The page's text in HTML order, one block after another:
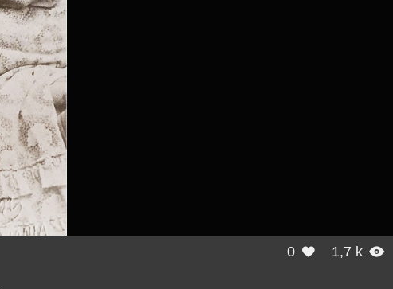
0  1,7 k 